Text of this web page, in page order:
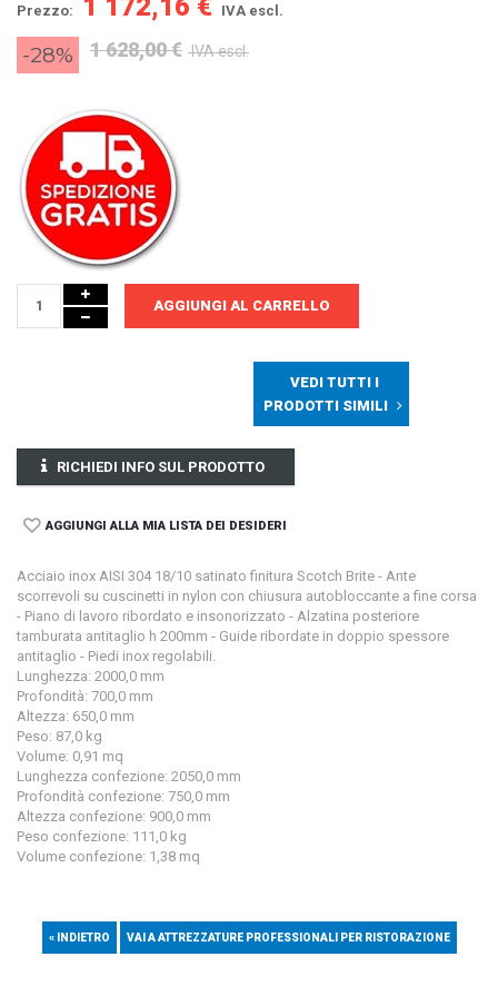
Prezzo: 1 172,16 € IVA escl.
-28% 1 628,00 € IVA escl.
AGGIUNGI AL CARRELLO
VEDI TUTTI I
PRODOTTI SIMILI
RICHIEDI INFO SUL PRODOTTO
AGGIUNGI ALLA MIA LISTA DEI DESIDERI
Acciaio inox AISI 304 18/10 satinato finitura Scotch Brite - Ante
scorrevoli su cuscinetti in nylon con chiusura autobloccante a fine corsa
- Piano di lavoro ribordato e insonorizzato - Alzatina posteriore
tamburata antitaglio h 200mm - Guide ribordate in doppio spessore
antitaglio - Piedi inox regolabili.
Lunghezza: 2000,0 mm
Profondità: 700,0 mm
Altezza: 650,0 mm
Peso: 87,0 kg
Volume: 0,91 mq
Lunghezza confezione: 2050,0 mm
Profondità confezione: 750,0 mm
Altezza confezione: 900,0 mm
Peso confezione: 111,0 kg
Volume confezione: 1,38 mq
« INDIETRO VAI A ATTREZZATURE PROFESSIONALI PER RISTORAZIONE